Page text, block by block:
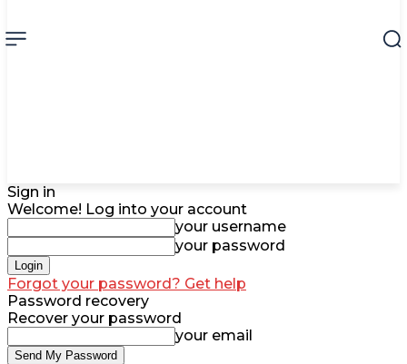
Sign in
Welcome! Log into your account
your username
your password
Forgot your password? Get help
Password recovery
Recover your password
your email